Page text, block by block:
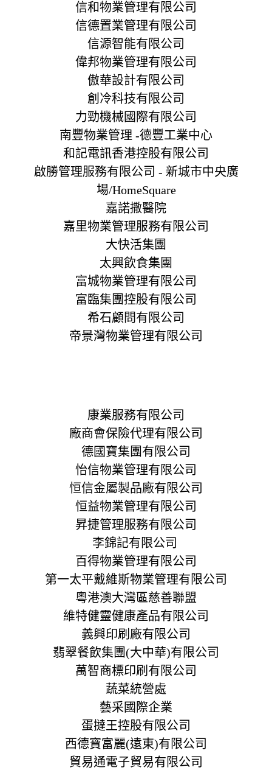
信和物業管理有限公司
信德置業管理有限公司
信源智能有限公司
偉邦物業管理有限公司
傲華設計有限公司
創冷科技有限公司
力勁機械國際有限公司
南豐物業管理 -德豐工業中心
和記電訊香港控股有限公司
啟勝管理服務有限公司 - 新城市中央廣
場/HomeSquare
嘉諾撒醫院
嘉里物業管理服務有限公司
大快活集團
太興飲食集團
富城物業管理有限公司
富臨集團控股有限公司
希石顧問有限公司
帝景灣物業管理有限公司
康業服務有限公司
廠商會保險代理有限公司
德國寶集團有限公司
怡信物業管理有限公司
恒信金屬製品廠有限公司
恒益物業管理有限公司
昇捷管理服務有限公司
李錦記有限公司
百得物業管理有限公司
第一太平戴維斯物業管理有限公司
粵港澳大灣區慈善聯盟
維特健靈健康產品有限公司
義興印刷廠有限公司
翡翠餐飲集團(大中華)有限公司
萬智商標印刷有限公司
蔬菜統營處
藝采國際企業
蛋撻王控股有限公司
西德寶富麗(遠東)有限公司
貿易通電子貿易有限公司